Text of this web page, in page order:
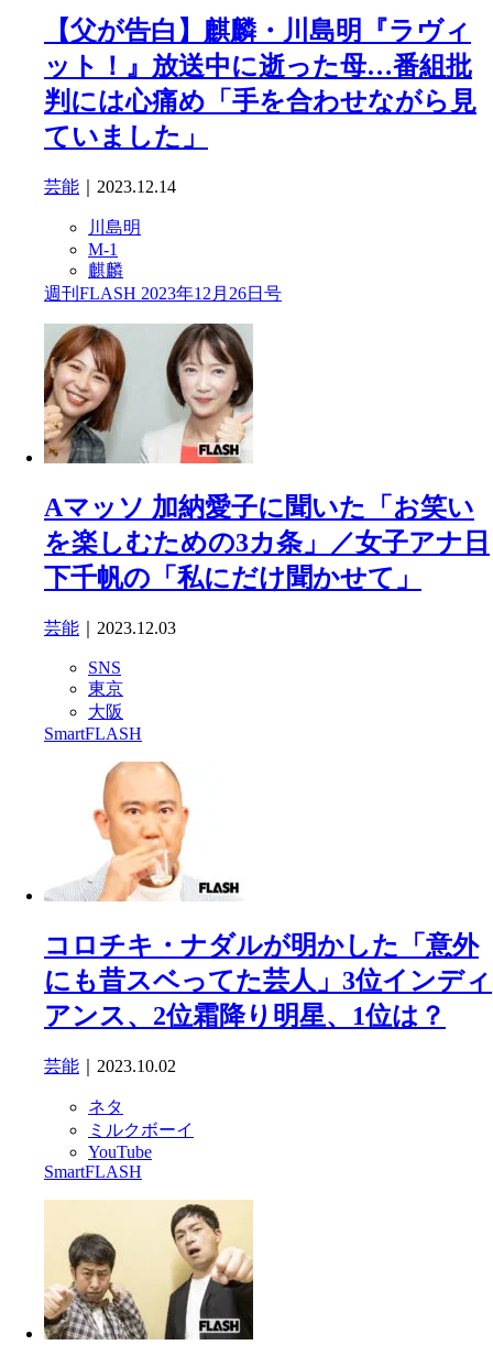
【父が告白】麒麟・川島明『ラヴィ
ット！』放送中に逝った母…番組批
判には心痛め「手を合わせながら見
ていました」
芸能 ｜2023.12.14
川島明
M-1
麒麟
週刊FLASH 2023年12月26日号
Aマッソ 加納愛子に聞いた「お笑い
を楽しむための3カ条」／女子アナ日
下千帆の「私にだけ聞かせて」
芸能 ｜2023.12.03
SNS
東京
大阪
SmartFLASH
コロチキ・ナダルが明かした「意外
にも昔スベってた芸人」3位インディ
アンス、2位霜降り明星、1位は？
芸能 ｜2023.10.02
ネタ
ミルクボーイ
YouTube
SmartFLASH